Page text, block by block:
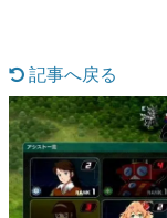
カテゴリ
特集記事
マンガ
女性向け
記事へ戻る